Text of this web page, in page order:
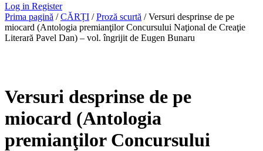
Log in Register
Prima pagină /CĂRȚI /Proză scurtă / Versuri desprinse de pe
miocard (Antologia premianţilor Concursului Naţional de Creaţie
Literară Pavel Dan) – vol. îngrijit de Eugen Bunaru
Versuri desprinse de pe
miocard (Antologia
premianţilor Concursului